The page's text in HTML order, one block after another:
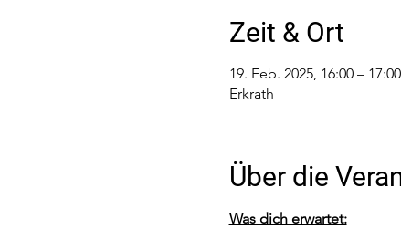
Zeit & Ort
19. Feb. 2025, 16:00 – 17:00
Erkrath
Über die
Was dich erwartet: